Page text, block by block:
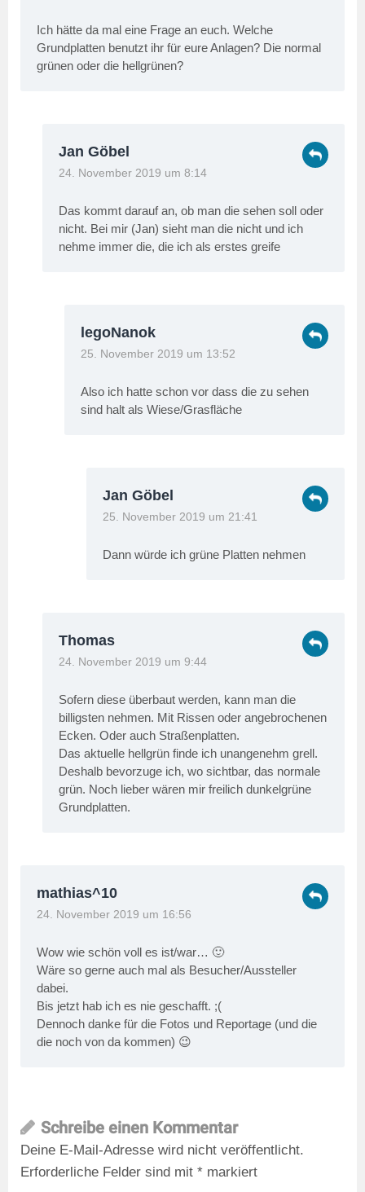
Ich hätte da mal eine Frage an euch. Welche
Grundplatten benutzt ihr für eure Anlagen? Die normal
grünen oder die hellgrünen?
Jan Göbel
24. November 2019 um 8:14
Das kommt darauf an, ob man die sehen soll oder
nicht. Bei mir (Jan) sieht man die nicht und ich
nehme immer die, die ich als erstes greife
legoNanok
25. November 2019 um 13:52
Also ich hatte schon vor dass die zu sehen
sind halt als Wiese/Grasfläche
Jan Göbel
25. November 2019 um 21:41
Dann würde ich grüne Platten nehmen
Thomas
24. November 2019 um 9:44
Sofern diese überbaut werden, kann man die
billigsten nehmen. Mit Rissen oder angebrochenen
Ecken. Oder auch Straßenplatten.
Das aktuelle hellgrün finde ich unangenehm grell.
Deshalb bevorzuge ich, wo sichtbar, das normale
grün. Noch lieber wären mir freilich dunkelgrüne
Grundplatten.
mathias^10
24. November 2019 um 16:56
Wow wie schön voll es ist/war… 🙂
Wäre so gerne auch mal als Besucher/Aussteller
dabei.
Bis jetzt hab ich es nie geschafft. ;(
Dennoch danke für die Fotos und Reportage (und die
die noch von da kommen) 😉
Schreibe einen Kommentar
Deine E-Mail-Adresse wird nicht veröffentlicht.
Erforderliche Felder sind mit * markiert